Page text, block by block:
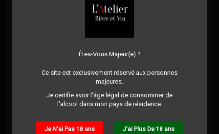
Êtes-Vous Majeur(e) ?
Ce site est exclusivement réservé aux personnes
majeures.
Je certifie avoir l'âge légal de consommer de
l'alcool dans mon pays de résidence.
Je N'ai Pas 18 ans J'ai Plus De 18 ans